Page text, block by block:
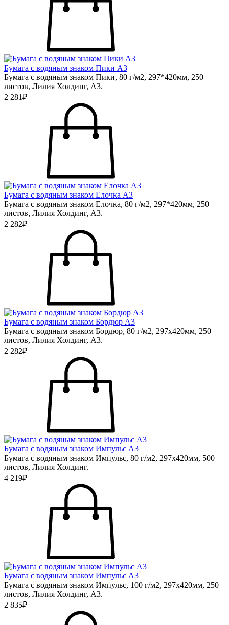
Бумага с водяным знаком Пики А3
Бумага с водяным знаком Пики, 80 г/м2, 297*420мм, 250
листов, Лилия Холдинг, А3.
2 281₽
Бумага с водяным знаком Елочка А3
Бумага с водяным знаком Елочка, 80 г/м2, 297*420мм, 250
листов, Лилия Холдинг, А3.
2 282₽
Бумага с водяным знаком Бордюр А3
Бумага с водяным знаком Бордюр, 80 г/м2, 297х420мм, 250
листов, Лилия Холдинг, А3.
2 282₽
Бумага с водяным знаком Импульс А3
Бумага с водяным знаком Импульс, 80 г/м2, 297х420мм, 500
листов, Лилия Холдинг.
4 219₽
Бумага с водяным знаком Импульс А3
Бумага с водяным знаком Импульс, 100 г/м2, 297х420мм, 250
листов, Лилия Холдинг, А3.
2 835₽